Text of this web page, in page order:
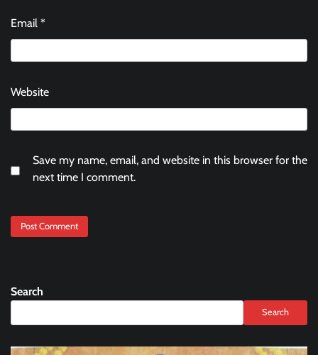
Email *
Website
Save my name, email, and website in this browser for the
next time I comment.
Search
Search